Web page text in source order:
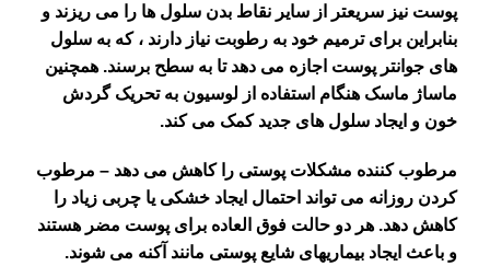
پوست نیز سریعتر از سایر نقاط بدن سلول ها را می ریزند و
بنابراین برای ترمیم خود به رطوبت نیاز دارند ، که به سلول
های جوانتر پوست اجازه می دهد تا به سطح برسند. همچنین
ماساژ ماسک هنگام استفاده از لوسیون به تحریک گردش
خون و ایجاد سلول های جدید کمک می کند.
مرطوب کننده مشکلات پوستی را کاهش می دهد – مرطوب
کردن روزانه می تواند احتمال ایجاد خشکی یا چربی زیاد را
کاهش دهد. هر دو حالت فوق العاده برای پوست مضر هستند
و باعث ایجاد بیماریهای شایع پوستی مانند آکنه می شوند.